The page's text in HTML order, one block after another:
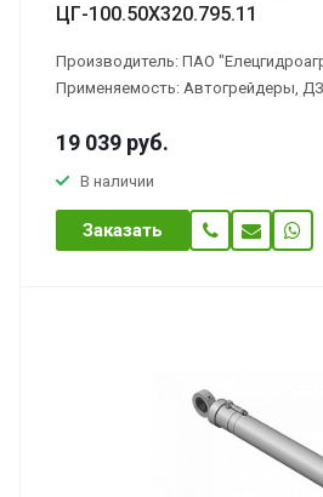
ЦГ-100.50Х320.795.11
Производитель: ПАО
Применяемость: Автогрейдеры,
19 039 руб.
В наличии
Заказать